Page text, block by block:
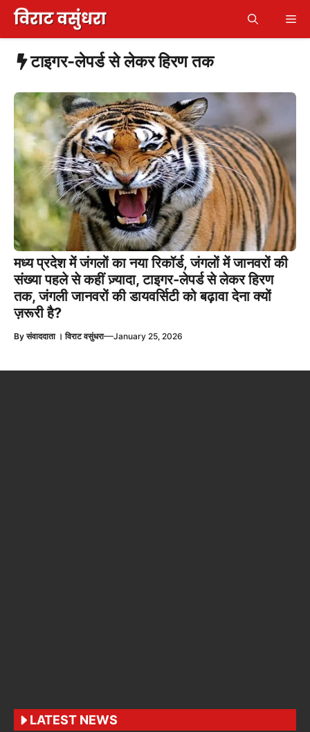
Skip
content
टाइगर-लेपर्ड से लेकर हिरण तक
मध्य प्रदेश में जंगलों का नया रिकॉर्ड, जंगलों में जानवरों की
संख्या पहले से कहीं ज़्यादा, टाइगर-लेपर्ड से लेकर हिरण
तक, जंगली जानवरों की डायवर्सिटी को बढ़ावा देना क्यों
ज़रूरी है?
Byसंवाददाता । विराट वसुंधरा—January 25, 2026
LATEST NEWS